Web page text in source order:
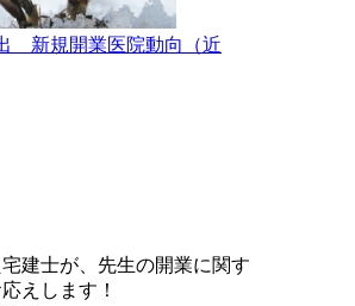
新規開業医院動向（近
建士が、 先生の開業に関す
えします！